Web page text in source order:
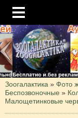
Зоогалактика » Фото
Беспозвоночные »
Малощетинковые